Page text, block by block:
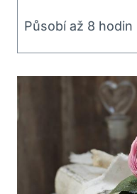
Působí až 8 hodin